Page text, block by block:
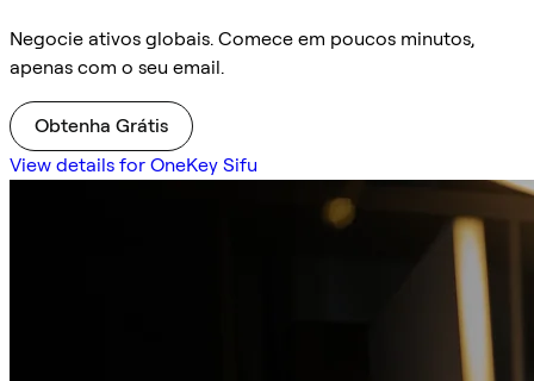
Negocie ativos globais. Comece em poucos minutos,
apenas com o seu email.
Obtenha Grátis
View details for OneKey Sifu